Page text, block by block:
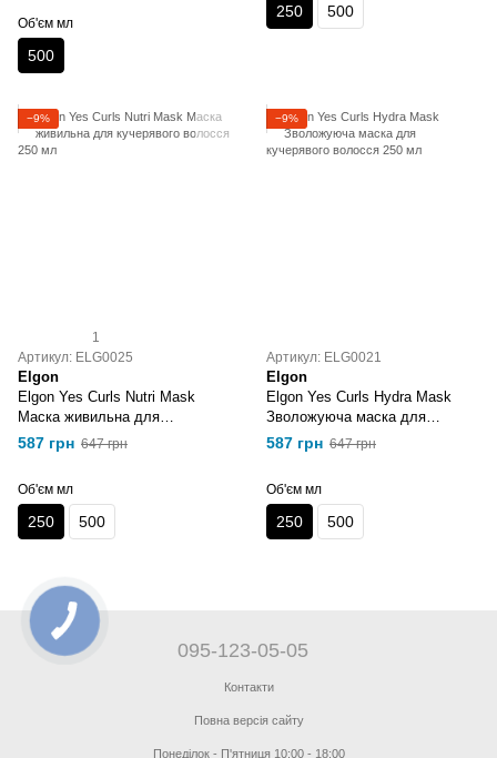
Об'єм мл
500
250 500
−9%
1
Артикул: ELG0025
Elgon
Elgon Yes Curls Nutri Mask
Маска живильна для
кучерявого волосся 250 мл
587 грн 647 грн
Об'єм мл
250 500
−9%
Артикул: ELG0021
Elgon
Elgon Yes Curls Hydra Mask
Зволожуюча маска для
кучерявого волосся 250 мл
587 грн 647 грн
Об'єм мл
250 500
095-123-05-05
Контакти
Повна версія сайту
Понеділок - П'ятниця 10:00 - 18:00